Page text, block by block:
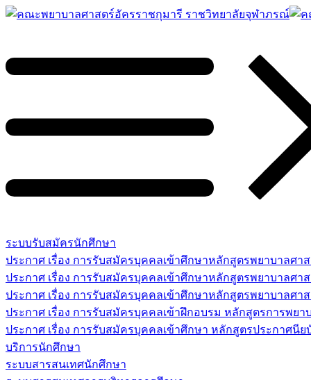
ระบบรับสมัครนักศึกษา
ประกาศ เรื่อง การรับสมัครบุคคลเข้าศึกษาหลักสูตรพยาบาลศ
ประกาศ เรื่อง การรับสมัครบุคคลเข้าศึกษาหลักสูตรพยาบาล
ประกาศ เรื่อง การรับสมัครบุคคลเข้าศึกษาหลักสูตรพยาบาล
ประกาศ เรื่อง การรับสมัครบุคคลเข้าฝึกอบรม หลักสูตรการพย
ประกาศ เรื่อง การรับสมัครบุคคลเข้าศึกษา หลักสูตรประกาศนี
บริการนักศึกษา
ระบบสารสนเทศนักศึกษา